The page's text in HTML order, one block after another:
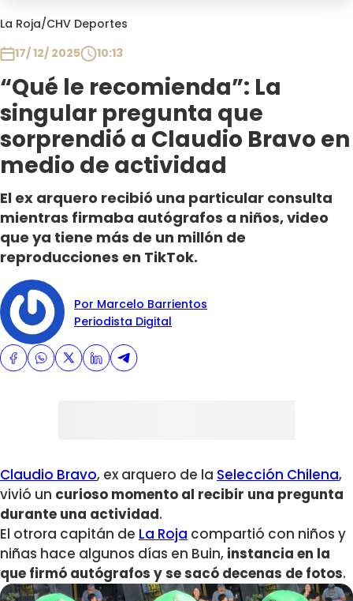
La Roja/CHV Deportes
17/ 12/ 2025
10:13
“Qué le recomienda”: La
singular pregunta que
sorprendió a Claudio Bravo en
medio de actividad
El ex arquero recibió una particular consulta
mientras firmaba autógrafos a niños, video
que ya tiene más de un millón de
reproducciones en TikTok.
Por Marcelo Barrientos
Periodista Digital
Claudio Bravo, ex arquero de la Selección Chilena,
vivió un curioso momento al recibir una pregunta
durante una actividad.
El otrora capitán de La Roja compartió con niños y
niñas hace algunos días en Buin, instancia en la
que firmó autógrafos y se sacó decenas de fotos.
Programas
Club De La Comedia
Contigo en Directo
Plan Perfecto
El Tiempo
Sabingo
Todos Los Programas